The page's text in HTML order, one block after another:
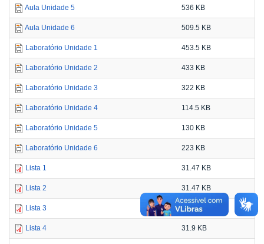
Aula Unidade 5 536 KB
Aula Unidade 6 509.5 KB
Laboratório Unidade 1 453.5 KB
Laboratório Unidade 2 433 KB
Laboratório Unidade 3 322 KB
Laboratório Unidade 4 114.5 KB
Laboratório Unidade 5 130 KB
Laboratório Unidade 6 223 KB
Lista 1 31.47 KB
Lista 2 31.47 KB
Lista 3 39.28 KB
Lista 4 31.9 KB